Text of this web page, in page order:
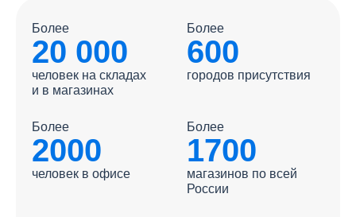
Более
20 000
человек на складах
и в магазинах
Более
600
городов присутствия
Более
2000
человек в офисе
Более
1700
магазинов по всей
России